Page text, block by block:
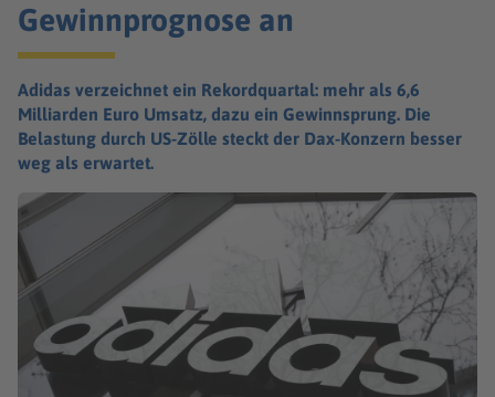
Gewinnprognose an
Adidas verzeichnet ein Rekordquartal: mehr als 6,6
Milliarden Euro Umsatz, dazu ein Gewinnsprung. Die
Belastung durch US-Zölle steckt der Dax-Konzern besser
weg als erwartet.